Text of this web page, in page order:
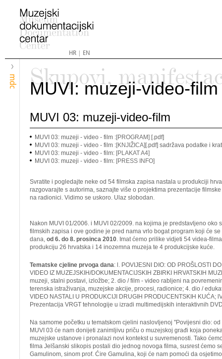
HR| EN
mdc
Skupovi,
MUVI: muzeji-video-film
MUVI 03: muzeji-video-film
MUVI 03: muzeji - video - film :[PROGRAM] [.pdf]
MUVI 03: muzeji - video - film :[KNJIŽICA] [.pdf] sadržava podatke i
MUVI 03: muzeji - video - film: [PLAKAT A4]
MUVI 03: muzeji - video - film: [PRESS INFO]
Svratite i pogledajte neke od 54 filmska zapisa nastala u produkciji
razgovarajte s autorima, saznajte više o projektima prezentacije
na radionici. Vidimo se uskoro. Ulaz slobodan.
Nakon MUVI 01/2006. i MUVI 02/2009. na kojima je predstavljeno oko
filmskih zapisa i ove godine je pred nama vrlo bogat program koji će
dana, od 6. do 8. prosinca 2010. Imat ćemo prilike vidjeti 54 videa-
produkciju 26 hrvatska i 14 inozemna muzeja te 4 produkcijske kuće.
Tematske cjeline prvoga dana: l. POVIJESNI DIO: OD PROŠLOSTI
VIDEO IZ MUZEJSKIH/DOKUMENTACIJSKIH ZBIRKI HRVATSKIH
muzeji, stalni postavi, izložbe; 2. dio / film - video rabljeni na
terenska istraživanja, muzejske akcije, procesi, radionice; 4. dio /
VIDEO NASTALI U PRODUKCIJI DRUGIH PRODUCENTSKIH KUĆA;
Prezentacija VRGT tehnologije u izradi multimedijskih interaktivnih
Na samome početku u tematskom cjelini naslovljenoj ''Povijesni dio:
MUVI 03 će nam donijeti zanimljivu priču o muzejskoj građi koja
muzejske ustanove i pronalazi novi kontekst u suvremenosti. Tako
filma Jelšanski slikopis postali dio jednog novoga filma, susrest ćemo
Gamulinom, sinom prof. Ćire Gamulina, koji će nam pomoći da